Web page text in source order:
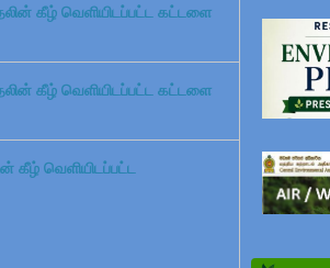
கீழ் வெளியிடப்பட்ட கட்டளை
கீழ் வெளியிடப்பட்ட கட்டளை
கீழ் வெளியிடப்பட்ட